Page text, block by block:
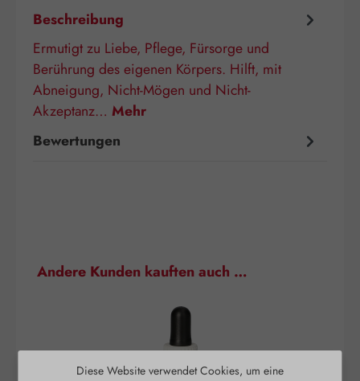
Beschreibung
Ermutigt zu Liebe, Pflege, Fürsorge und
Berührung des eigenen Körpers. Hilft, mit
Abneigung, Nicht-Mögen und Nicht-
Akzeptanz… Mehr
Bewertungen
Produktgalerie überspringen
Andere Kunden kauften auch …
Diese Website verwendet Cookies, um eine